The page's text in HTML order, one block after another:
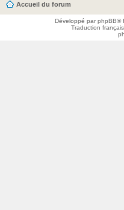
Accueil du forum
Développé parphpBB®
Traduction